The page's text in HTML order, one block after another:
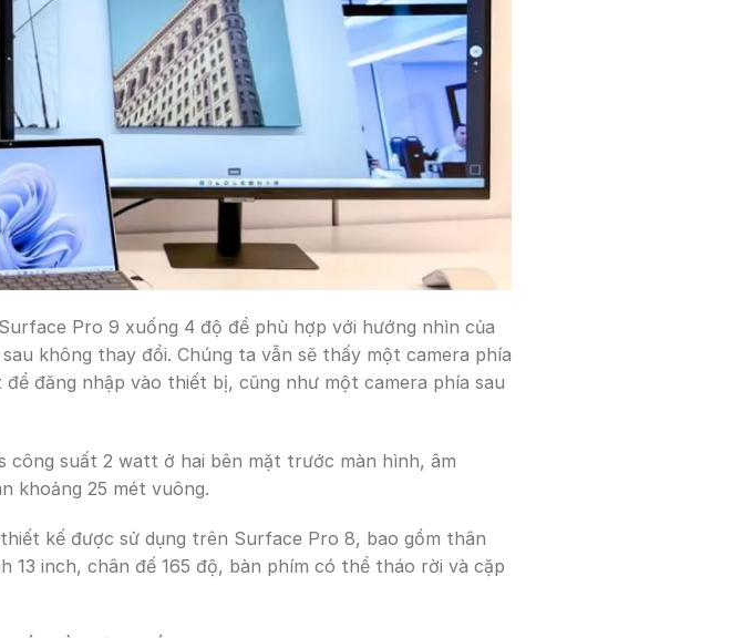
Pro 9 xuống 4 độ để phù hợp với hướng nhìn của
không thay đổi. Chúng ta vẫn sẽ thấy một camera phía
đăng nhập vào thiết bị, cũng như một camera phía sau
suất 2 watt ở hai bên mặt trước màn hình, âm
khoảng 25 mét vuông.
kế được sử dụng trên Surface Pro 8, bao gồm thân
13 inch, chân đế 165 độ, bàn phím có thể tháo rời và cặp